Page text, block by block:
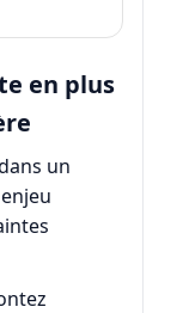
en plus
un